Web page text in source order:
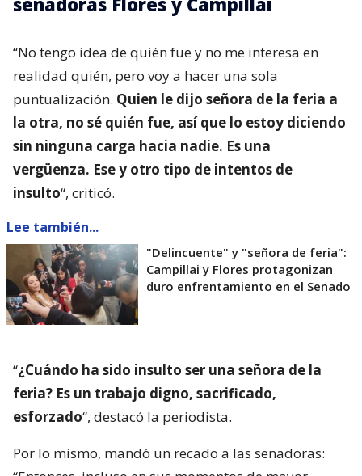
“No tengo idea de quién fue y no me interesa en
realidad quién, pero voy a hacer una sola
puntualización. Quien le dijo señora de la feria a
la otra, no sé quién fue, así que lo estoy diciendo
sin ninguna carga hacia nadie. Es una
vergüenza. Ese y otro tipo de intentos de
insulto“, criticó.
Lee también...
"Delincuente" y "señora de feria":
Campillai y Flores protagonizan
duro enfrentamiento en el Senado
“¿Cuándo ha sido insulto ser una señora de la
feria? Es un trabajo digno, sacrificado,
esforzado“, destacó la periodista.
Por lo mismo, mandó un recado a las senadoras: